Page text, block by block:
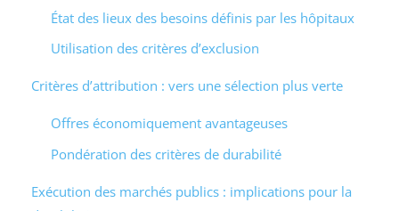
État des lieux des besoins définis par les hôpitaux
Utilisation des critères d’exclusion
Critères d’attribution : vers une sélection plus verte
Offres économiquement avantageuses
Pondération des critères de durabilité
Exécution des marchés publics : implications pour la